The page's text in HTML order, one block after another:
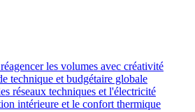
les volumes avec créativité
technique et budgétaire globale
réseaux techniques et l'électricité
intérieure et le confort thermique